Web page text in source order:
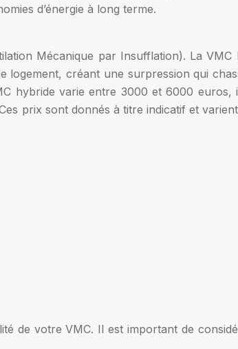
d’énergie à long terme.
Mécanique par Insufflation). La
créant une surpression qui
hybride varie entre 3000 et 6000 euros,
prix sont donnés à titre indicatif et
de votre VMC. Il est important de